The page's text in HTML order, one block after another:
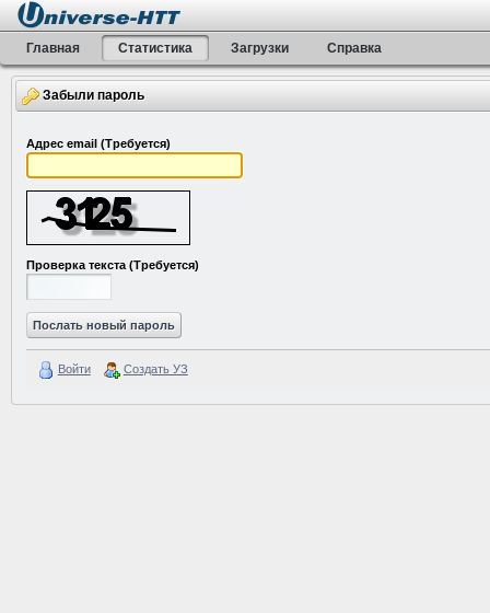
Главная Статистика Загрузки Справка
Забыли пароль
Адрес email (Требуется)
Проверка текста (Требуется)
Войти Создать УЗ